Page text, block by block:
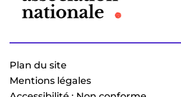
Plan du site
Mentions légales